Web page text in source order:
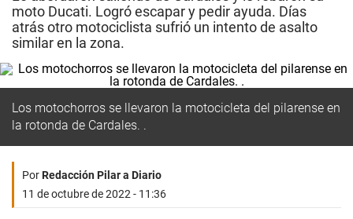
moto Ducati. Logró escapar y pedir ayuda. Días
atrás otro motociclista sufrió un intento de asalto
similar en la zona.
Los motochorros se llevaron la motocicleta del pilarense en
la rotonda de Cardales. .
PorRedacción Pilar a Diario
11 de octubre de 2022 - 11:36